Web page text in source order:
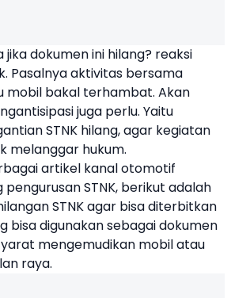
jika dokumen ini hilang? reaksi
Pasalnya aktivitas bersama
mobil bakal terhambat. Akan
juga perlu. Yaitu
STNK hilang, agar kegiatan
melanggar hukum.
artikel kanal otomotif
STNK, berikut adalah
STNK agar bisa diterbitkan
bisa digunakan sebagai dokumen
mengemudikan mobil atau
raya.